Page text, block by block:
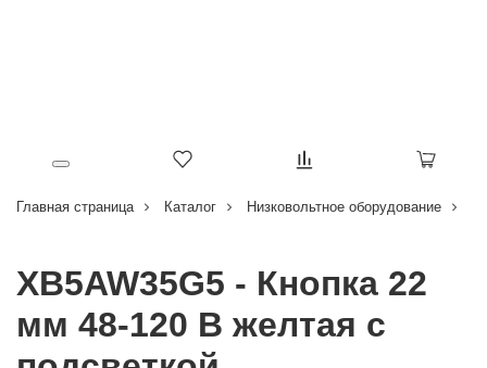
Главная страница Каталог Низковольтное оборудование
XB5AW35G5 - Кнопка 22
мм 48-120 В желтая с